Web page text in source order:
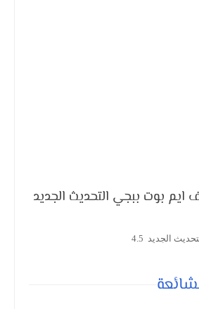
ايم بوت ببجي التحديث الجديد
الجديد 4.5